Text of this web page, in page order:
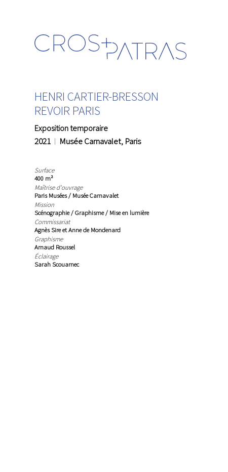
HENRI CARTIER-BRESSON
REVOIR PARIS
Exposition temporaire
2021 Musée Carnavalet, Paris
Surface
400 m²
Maîtrise d'ouvrage
Paris Musées / Musée Carnavalet
Mission
Scénographie / Graphisme / Mise en lumière
Commissariat
Agnès Sire et Anne de Mondenard
Graphisme
Arnaud Roussel
Éclairage
Sarah Scouarnec